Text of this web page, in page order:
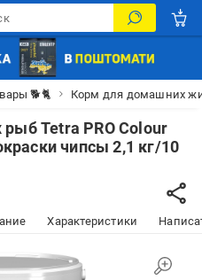
🐕🐈 Корм для домашних
Tetra PRO Colour
чипсы 2,1 кг/10
Характеристики